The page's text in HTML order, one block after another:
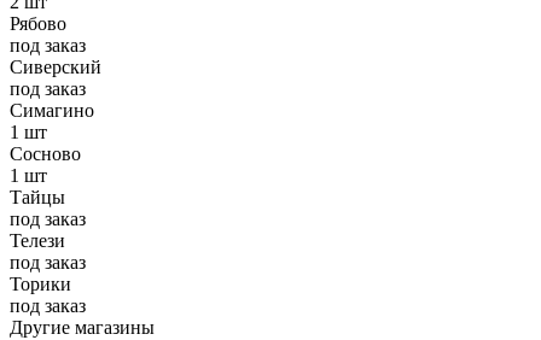
Рябово
под заказ
Сиверский
под заказ
Симагино
1 шт
Сосново
1 шт
Тайцы
под заказ
Телези
под заказ
Торики
под заказ
Другие магазины